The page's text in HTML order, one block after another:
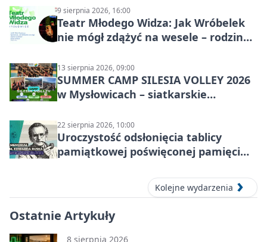
9 sierpnia 2026, 16:00
Teatr Młodego Widza: Jak Wróbelek
nie mógł zdążyć na wesele – rodzinny
13 sierpnia 2026, 09:00
SUMMER CAMP SILESIA VOLLEY 2026
w Mysłowicach – siatkarskie
22 sierpnia 2026, 10:00
Uroczystość odsłonięcia tablicy
pamiątkowej poświęconej pamięci
Kolejne wydarzenia
Ostatnie Artykuły
8 sierpnia 2026